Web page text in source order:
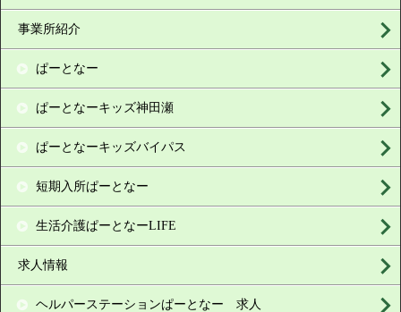
事業所紹介
ぱーとなー
ぱーとなーキッズ神田瀬
ぱーとなーキッズバイパス
短期入所ぱーとなー
生活介護ぱーとなーLIFE
求人情報
ヘルパーステーションぱーとなー 求人